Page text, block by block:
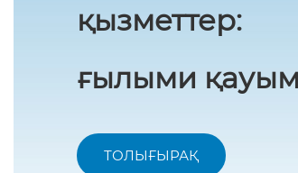
қызметтер:
ғылыми
ТОЛЫҒЫРАҚ